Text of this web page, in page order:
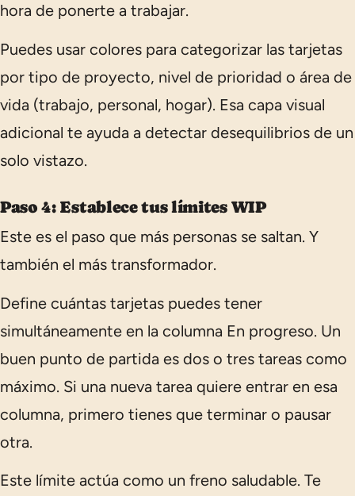
hora de ponerte a trabajar.
Puedes usar colores para categorizar las tarjetas
por tipo de proyecto, nivel de prioridad o área de
vida (trabajo, personal, hogar). Esa capa visual
adicional te ayuda a detectar desequilibrios de un
solo vistazo.
Paso 4: Establece tus límites WIP
Este es el paso que más personas se saltan. Y
también el más transformador.
Define cuántas tarjetas puedes tener
simultáneamente en la columna En progreso. Un
buen punto de partida es dos o tres tareas como
máximo. Si una nueva tarea quiere entrar en esa
columna, primero tienes que terminar o pausar
otra.
Este límite actúa como un freno saludable. Te